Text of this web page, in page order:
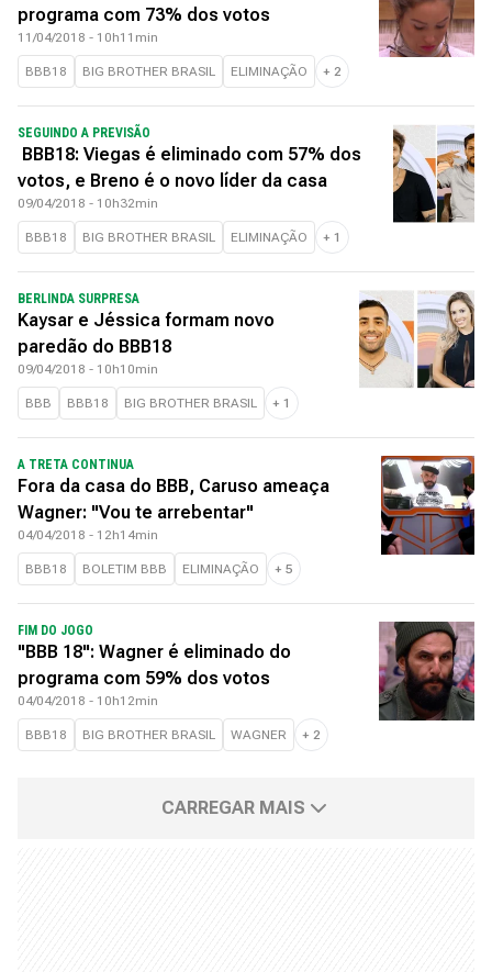
programa com 73% dos votos
11/04/2018 - 10h11min
BBB18 BIG BROTHER BRASIL ELIMINAÇÃO + 2
SEGUINDO A PREVISÃO
BBB18: Viegas é eliminado com 57% dos
votos, e Breno é o novo líder da casa
09/04/2018 - 10h32min
BBB18 BIG BROTHER BRASIL ELIMINAÇÃO + 1
BERLINDA SURPRESA
Kaysar e Jéssica formam novo
paredão do BBB18
09/04/2018 - 10h10min
BBB BBB18 BIG BROTHER BRASIL + 1
A TRETA CONTINUA
Fora da casa do BBB, Caruso ameaça
Wagner: "Vou te arrebentar"
04/04/2018 - 12h14min
BBB18 BOLETIM BBB ELIMINAÇÃO + 5
FIM DO JOGO
"BBB 18": Wagner é eliminado do
programa com 59% dos votos
04/04/2018 - 10h12min
BBB18 BIG BROTHER BRASIL WAGNER + 2
CARREGAR MAIS